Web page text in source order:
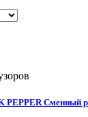
Сменный